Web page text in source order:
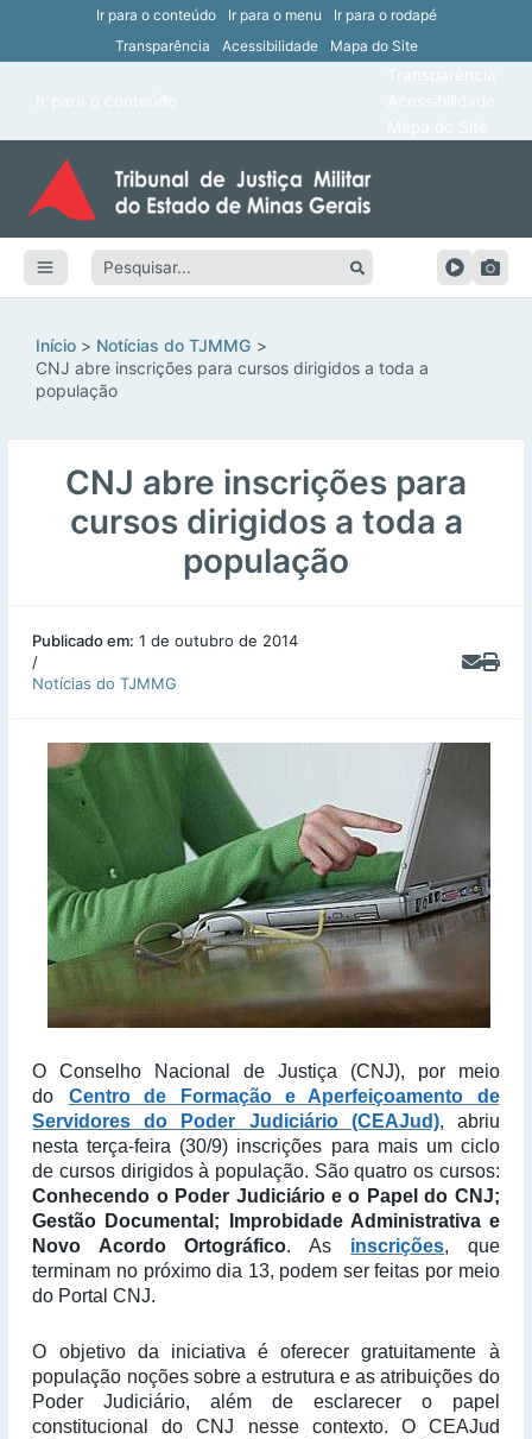
Ir para o conteúdo Ir para o menu
Ir para o rodapé
Transparência
Acessibilidade Mapa do Site
Pesquisar:
Início
Notícias do TJMMG
CNJ abre inscrições para cursos dirigidos a toda a
população
CNJ abre inscrições para
cursos dirigidos a toda a
população
Publicado em: 1 de outubro de 2014
/
Notícias do TJMMG
O Conselho Nacional de Justiça (CNJ), por meio
do
Centro de Formação e Aperfeiçoamento de
Servidores do Poder Judiciário (CEAJud), abriu
nesta terça-feira (30/9) inscrições para mais um ciclo
de cursos dirigidos à população. São quatro os cursos:
Conhecendo o Poder Judiciário e o Papel do CNJ;
Gestão Documental; Improbidade Administrativa e
Novo Acordo Ortográfico. As inscrições, que
terminam no próximo dia 13, podem ser feitas por meio
do Portal CNJ.
O objetivo da iniciativa é oferecer gratuitamente à
população noções sobre a estrutura e as atribuições do
Poder Judiciário, além de esclarecer o papel
constitucional do CNJ nesse contexto. O CEAJud